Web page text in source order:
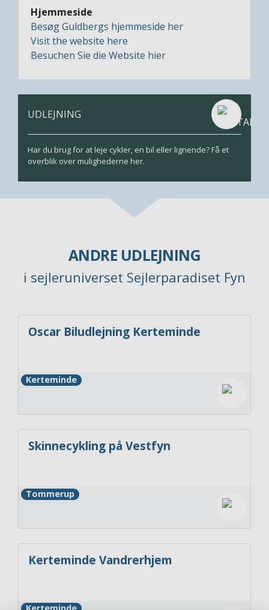
Hjemmeside
Besøg Guldbergs hjemmeside her
Visit the website here
Besuchen Sie die Website hier
UDLEJNING
Har du brug for at leje cykler, en bil eller lignende? Få et
overblik over mulighederne her.
ANDRE UDLEJNING
i sejleruniverset Sejlerparadiset Fyn
Oscar Biludlejning Kerteminde
Kerteminde
Skinnecykling på Vestfyn
Tommerup
Kerteminde Vandrerhjem